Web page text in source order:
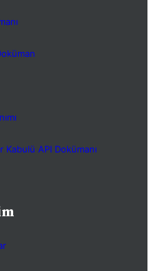
Kabulü API Dokümanı